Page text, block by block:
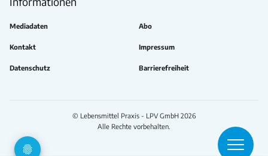
Mediadaten Abo
Kontakt Impressum
Datenschutz Barrierefreiheit
© Lebensmittel Praxis - LPV GmbH 2026
Alle Rechte vorbehalten.